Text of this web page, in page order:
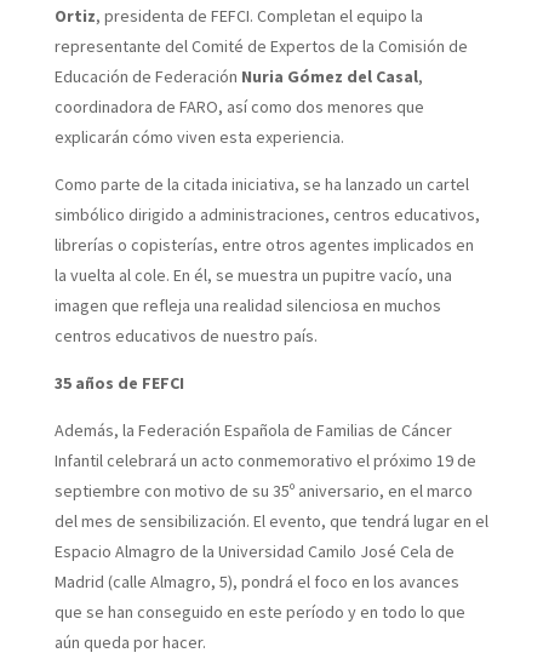
Ortiz, presidenta de FEFCI. Completan el equipo la
representante del Comité de Expertos de la Comisión de
Educación de Federación Nuria Gómez del Casal,
coordinadora de FARO, así como dos menores que
explicarán cómo viven esta experiencia.
Como parte de la citada iniciativa, se ha lanzado un cartel
simbólico dirigido a administraciones, centros educativos,
librerías o copisterías, entre otros agentes implicados en
la vuelta al cole. En él, se muestra un pupitre vacío, una
imagen que refleja una realidad silenciosa en muchos
centros educativos de nuestro país.
35 años de FEFCI
Además, la Federación Española de Familias de Cáncer
Infantil celebrará un acto conmemorativo el próximo 19 de
septiembre con motivo de su 35º aniversario, en el marco
del mes de sensibilización. El evento, que tendrá lugar en el
Espacio Almagro de la Universidad Camilo José Cela de
Madrid (calle Almagro, 5), pondrá el foco en los avances
que se han conseguido en este período y en todo lo que
aún queda por hacer.